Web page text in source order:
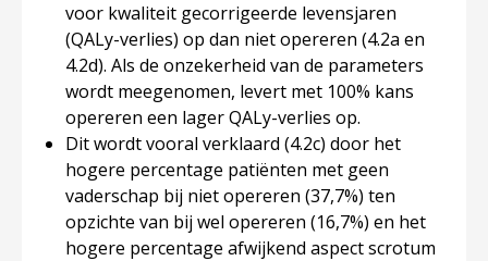
voor kwaliteit gecorrigeerde levensjaren
(QALy-verlies) op dan niet opereren (4.2a en
4.2d). Als de onzekerheid van de parameters
wordt meegenomen, levert met 100% kans
opereren een lager QALy-verlies op.
Dit wordt vooral verklaard (4.2c) door het
hogere percentage patiënten met geen
vaderschap bij niet opereren (37,7%) ten
opzichte van bij wel opereren (16,7%) en het
hogere percentage afwijkend aspect scrotum